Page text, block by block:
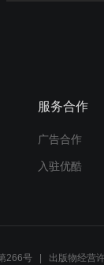
服务合作
广告合作
入驻优酷
266号 出版物经营